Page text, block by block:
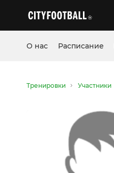
О нас Расписание
Тренировки Участники